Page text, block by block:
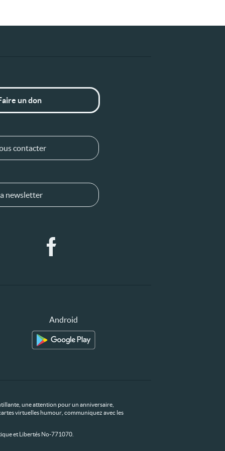
un don
contacter
newsletter
Android
une attention pour un anniversaire,
virtuelles humour, communiquez avec les
et Libertés No-771070.